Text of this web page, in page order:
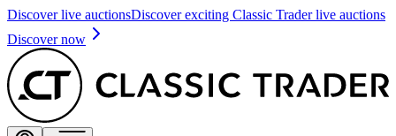
Discover live auctionsDiscover exciting Classic Trader live auctions
Discover now